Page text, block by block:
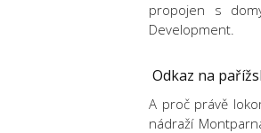
propojen s
Development.
Odkaz na
A proč právě
nádraží